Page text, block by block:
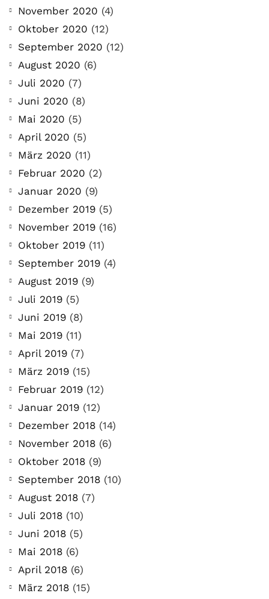
November 2020 (4)
Oktober 2020 (12)
September 2020 (12)
August 2020 (6)
Juli 2020 (7)
Juni 2020 (8)
Mai 2020 (5)
April 2020 (5)
März 2020 (11)
Februar 2020 (2)
Januar 2020 (9)
Dezember 2019 (5)
November 2019 (16)
Oktober 2019 (11)
September 2019 (4)
August 2019 (9)
Juli 2019 (5)
Juni 2019 (8)
Mai 2019 (11)
April 2019 (7)
März 2019 (15)
Februar 2019 (12)
Januar 2019 (12)
Dezember 2018 (14)
November 2018 (6)
Oktober 2018 (9)
September 2018 (10)
August 2018 (7)
Juli 2018 (10)
Juni 2018 (5)
Mai 2018 (6)
April 2018 (6)
März 2018 (15)